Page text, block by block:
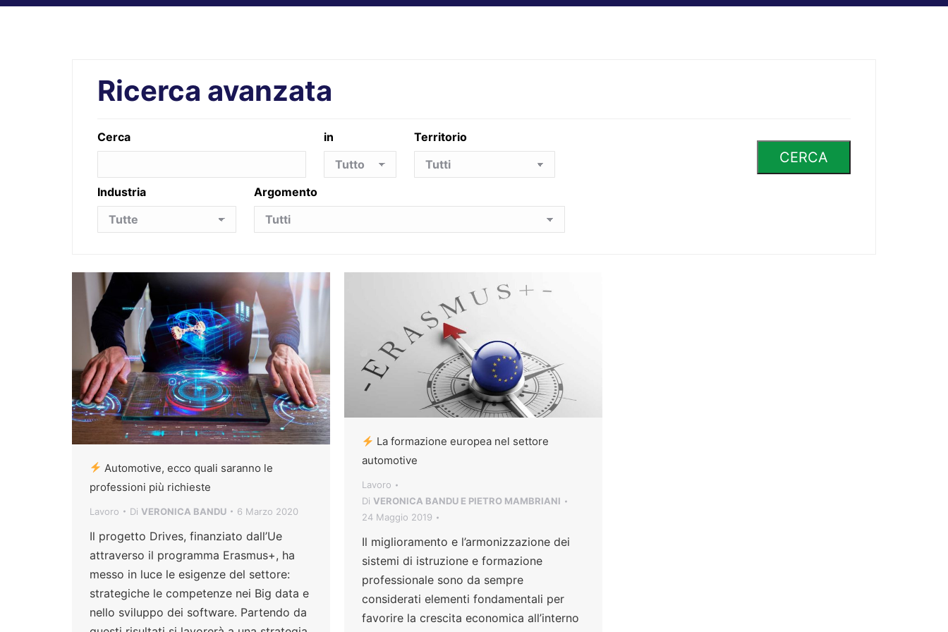
Ricerca avanzata
Cerca in Territorio
Industria Argomento
Automotive, ecco quali saranno le
professioni più richieste
Lavoro Di VERONICA BANDU 6 Marzo 2020
Il progetto Drives, finanziato dall’Ue
attraverso il programma Erasmus+, ha
messo in luce le esigenze del settore:
strategiche le competenze nei Big data e
nello sviluppo dei software. Partendo da
La formazione europea nel settore
automotive
Lavoro
Di VERONICA BANDU E PIETRO MAMBRIANI
24 Maggio 2019
Il miglioramento e l’armonizzazione dei
sistemi di istruzione e formazione
professionale sono da sempre
considerati elementi fondamentali per
favorire la crescita economica all’interno